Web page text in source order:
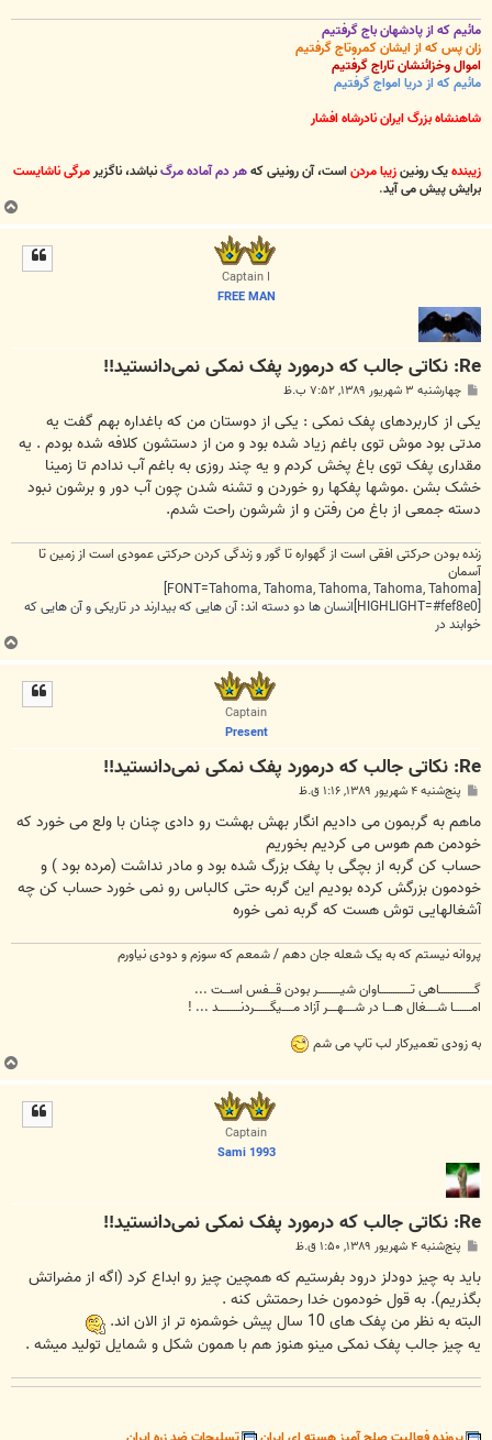
مائیم که از پادشهان باج گرفتیم
زان پس که از ایشان کمروتاج گرفتیم
اموال وخزائنشان تاراج گرفتیم
مائیم که از دریا امواج گرفتیم
شاهنشاه بزرگ ایران نادرشاه افشار
زیبندهیک رونینزیبا مردن است، آن رونینی کههر دم آماده مرگنباشد، ناگزیرمرگی ناشایست
برایش پیش می آید.
Captain I
FREE MAN
Re: نکاتی جالب که درمورد پفک نمکی نمی‌دانستید!!
س
ت
چهارشنبه ۳ شهریور ۱۳۸۹, ۷:۵۲ ب.ظ
یکی از کاربردهای پفک نمکی : یکی از دوستان من که باغداره بهم گفت یه
مدتی بود موش توی باغم زیاد شده بود و من از دستشون کلافه شده بودم . یه
مقداری پفک توی باغ پخش کردم و یه چند روزی به باغم آب ندادم تا زمینا
خشک بشن .موشها پفکها رو خوردن و تشنه شدن چون آب دور و برشون نبود
دسته جمعی از باغ من رفتن و از شرشون راحت شدم.
زنده بودن حرکتی افقی است از گهواره تا گور و زندگی کردن حرکتی عمودی است از زمین تا
آسمان
[FONT=Tahoma, Tahoma, Tahoma, Tahoma, Tahoma]
[HIGHLIGHT=#fef8e0]انسان ها دو دسته اند: آن هایی که بیدارند در تاریکی و آن هایی که
خوابند در
Captain
Present
Re: نکاتی جالب که درمورد پفک نمکی نمی‌دانستید!!
س
ت
پنج‌شنبه ۴ شهریور ۱۳۸۹, ۱:۱۶ ق.ظ
ماهم به گربمون می دادیم انگار بهش بهشت رو دادی چنان با ولع می خورد که
خودمن هم هوس می کردیم بخوریم
حساب کن گربه از بچگی با پفک بزرگ شده بود و مادر نداشت (مرده بود ) و
خودمون بزرگش کرده بودیم این گربه حتی کالباس رو نمی خورد حساب کن چه
آشغالهایی توش هست که گربه نمی خوره
پروانه نیستم که به یک شعله جان دهم / شمعم که سوزم و دودی نیاورم
گــــــــــــــــاهی تــــــــــــــاوان شیــــــــــر بودن قـــفس اســـت ...
امــــــــا شـــــغال هــــا در شـــــهــــر آزاد مـــــیگـــــــردنــــــــــد ... !
به زودی تعمیرکار لب تاپ می شم
Captain
Sami 1993
Re: نکاتی جالب که درمورد پفک نمکی نمی‌دانستید!!
س
ت
پنج‌شنبه ۴ شهریور ۱۳۸۹, ۱:۵۰ ق.ظ
باید به چیز دودلز درود بفرستیم که همچین چیز رو ابداع کرد (اگه از مضراتش
بگذریم). به قول خودمون خدا رحمتش کنه .
البته به نظر من پفک های 10 سال پیش خوشمزه تر از الان اند.
یه چیز جالب پفک نمکی مینو هنوز هم با همون شکل و شمایل تولید میشه .